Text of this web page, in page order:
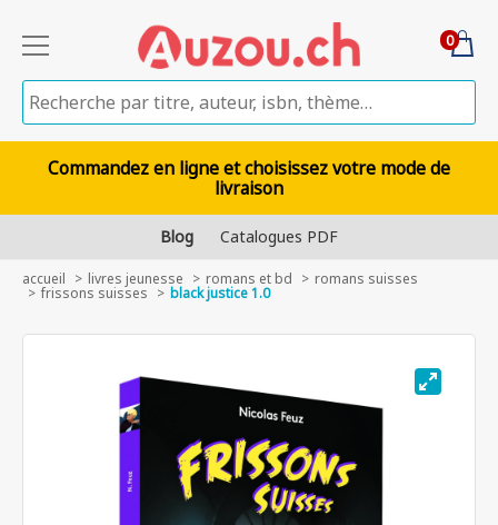
0
Commandez en ligne et choisissez votre mode de
livraison
Blog Catalogues PDF
accueil livres jeunesse romans et bd romans suisses
frissons suisses black justice 1.0